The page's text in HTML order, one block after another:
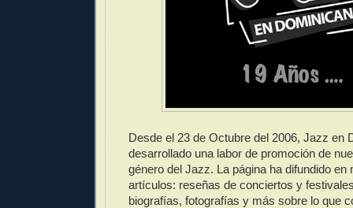
Desde el 23 de Octubre del 2006, Jazz en
desarrollado una labor de promoción de
género del Jazz. La página ha difundido en
artículos: reseñas de conciertos y
biografías, fotografías y más sobre lo que